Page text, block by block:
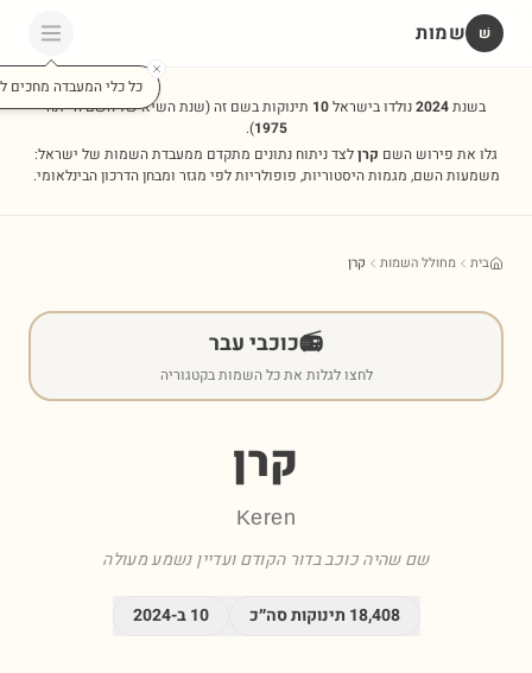
שׁ שמות
כל כלי המעבדה מחכים
בשנת2024נולדו בישראל10 תינוקות בשם זה(שנת השיא של השם הייתה
1975
).
גלו את פירוש השם קרןלצד ניתוח נתונים מתקדם ממעבדת השמות של ישראל:
משמעות השם, מגמות היסטוריות, פופולריות לפי מגזר ומבחן הדרכון הבינלאומי.
בית מחולל השמות קרן
📻כוכבי עבר
לחצו לגלות את כל השמות בקטגוריה
קרן
Keren
שם שהיה כוכב בדור הקודם ועדיין נשמע מעולה
18,408 תינוקות סה״כ 10ב-2024